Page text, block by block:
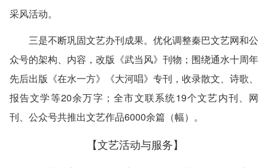
采风活动。
三是不断巩固文艺办刊成果。优化调整秦巴文艺网和公
众号的架构、内容，改版《武当风》刊物；围绕通水十周年
先后出版《在水一方》《大河唱》专刊，收录散文、诗歌、
报告文学等20余万字；全市文联系统19个文艺内刊、网
刊、公众号共推出文艺作品6000余篇（幅）。
【文艺活动与服务】